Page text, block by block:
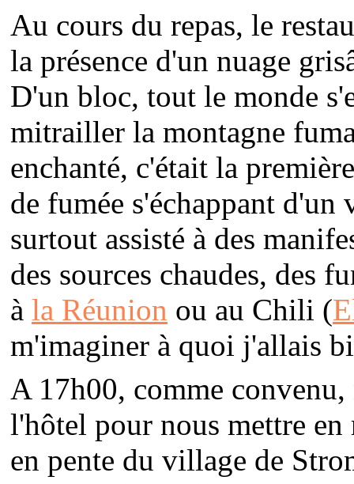
Au cours du repas, le
la présence d'un nuage
D'un bloc, tout le monde
mitrailler la montagne
enchanté, c'était la
de fumée s'échappant d'un
surtout assisté à des
des sources chaudes, des
à la Réunion ou au Chili (
m'imaginer à quoi j'allais
A 17h00, comme
l'hôtel pour nous mettre en
en pente du village de